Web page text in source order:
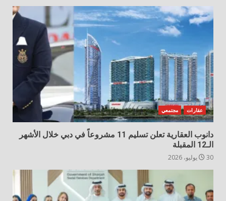
عقارات مجتمعي
دانوب العقارية تعلن تسليم 11 مشروعاً في دبي خلال الأشهر
الـ12 المقبلة
30 يوليو، 2026